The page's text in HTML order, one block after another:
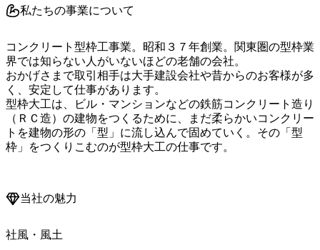
私たちの事業について
コンクリート型枠工事業。昭和３７年創業。関東圏の型枠業
界では知らない人がいないほどの老舗の会社。
おかげさまで取引相手は大手建設会社や昔からのお客様が多
く、安定して仕事があります。
型枠大工は、ビル・マンションなどの鉄筋コンクリート造り
（ＲＣ造）の建物をつくるために、まだ柔らかいコンクリー
トを建物の形の「型」に流し込んで固めていく。その「型
枠」をつくりこむのが型枠大工の仕事です。
当社の魅力
社風・風土